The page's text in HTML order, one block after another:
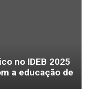
no IDEB 2025
a educação de